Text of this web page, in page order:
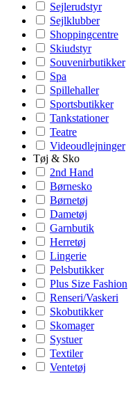
Sejlerudstyr
Sejlklubber
Shoppingcentre
Skiudstyr
Souvenirbutikker
Spa
Spillehaller
Sportsbutikker
Tankstationer
Teatre
Videoudlejninger
Tøj & Sko
2nd Hand
Børnesko
Børnetøj
Dametøj
Garnbutik
Herretøj
Lingerie
Pelsbutikker
Plus Size Fashion
Renseri/Vaskeri
Skobutikker
Skomager
Systuer
Textiler
Ventetøj